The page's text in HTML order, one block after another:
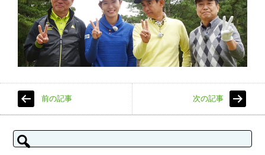
前の記事 次の記事
検索: